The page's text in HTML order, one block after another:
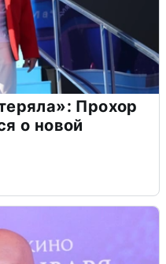
Прохор
о новой